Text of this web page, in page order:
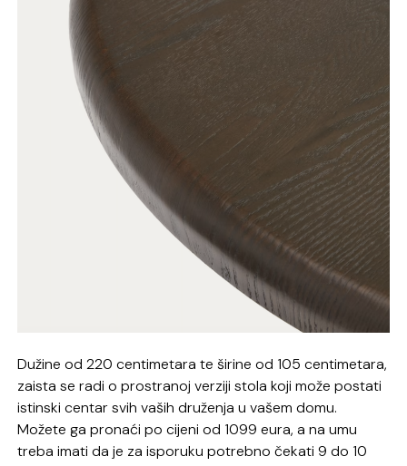
Dužine od 220 centimetara te širine od 105 centimetara,
zaista se radi o prostranoj verziji stola koji može postati
istinski centar svih vaših druženja u vašem domu.
Možete ga pronaći po cijeni od 1099 eura, a na umu
treba imati da je za isporuku potrebno čekati 9 do 10